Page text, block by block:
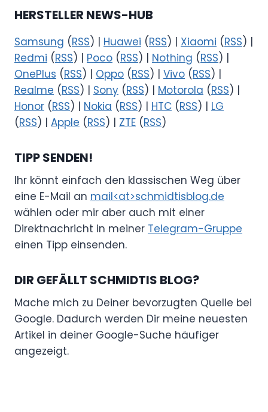
HERSTELLER NEWS-HUB
Samsung (RSS) | Huawei (RSS) | Xiaomi (RSS) |
Redmi (RSS) | Poco (RSS) | Nothing (RSS) |
OnePlus (RSS) | Oppo (RSS) | Vivo (RSS) |
Realme (RSS) | Sony (RSS) | Motorola (RSS) |
Honor (RSS) | Nokia (RSS) | HTC (RSS) | LG
(RSS) | Apple (RSS) | ZTE (RSS)
TIPP SENDEN!
Ihr könnt einfach den klassischen Weg über
eine E-Mail an mail<at>schmidtisblog.de
wählen oder mir aber auch mit einer
Direktnachricht in meiner Telegram-Gruppe
einen Tipp einsenden.
DIR GEFÄLLT SCHMIDTIS BLOG?
Mache mich zu Deiner bevorzugten Quelle bei
Google. Dadurch werden Dir meine neuesten
Artikel in deiner Google-Suche häufiger
angezeigt.